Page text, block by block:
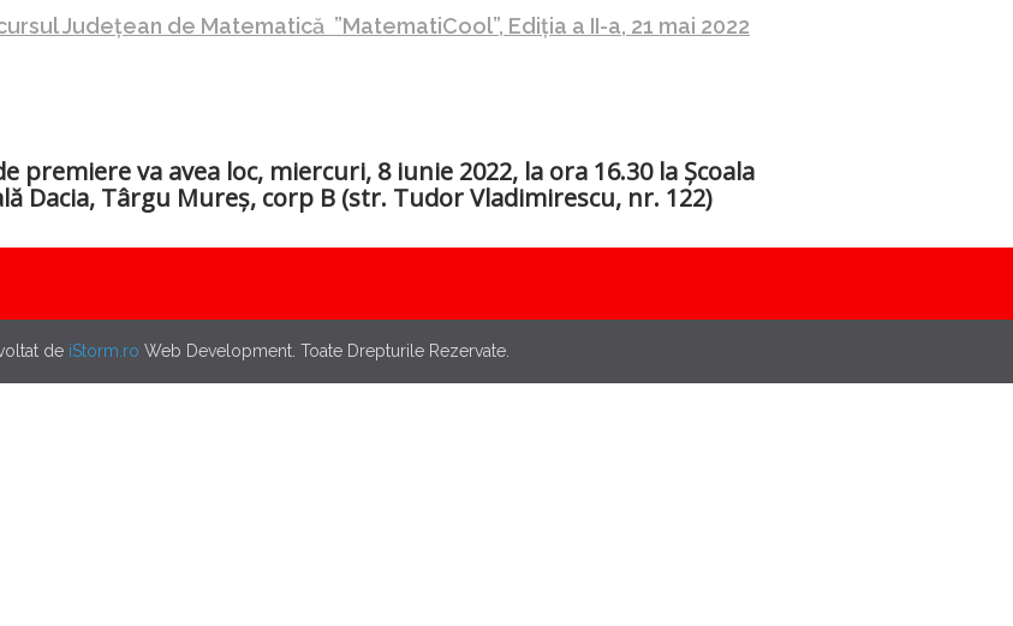
Județean de Matematică ”MatematiCool”, Ediția a II-a, 21 mai 2022
premiere va avea loc, miercuri, 8 iunie 2022, la ora 16.30 la Școala
Dacia, Târgu Mureș, corp B (str. Tudor Vladimirescu, nr. 122)
de iStorm.ro Web Development. Toate Drepturile Rezervate.